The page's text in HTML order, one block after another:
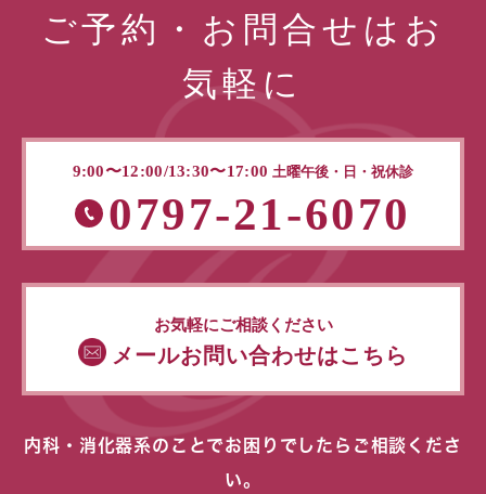
ご予約・お問合せはお
気軽に
9:00〜12:00/13:30〜17:00 土曜午後・日・祝休診
0797-21-6070
お気軽にご相談ください
メールお問い合わせはこちら
内科・消化器系のことでお困りでしたらご相談くださ
い。